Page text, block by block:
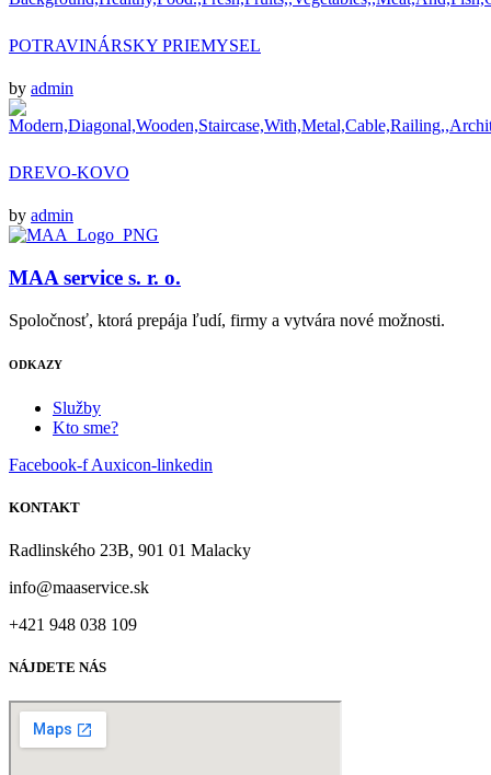
POTRAVINÁRSKY PRIEMYSEL
by admin
DREVO-KOVO
by admin
MAA service s. r. o.
Spoločnosť, ktorá prepája ľudí, firmy a vytvára nové možnosti.
ODKAZY
Služby
Kto sme?
Facebook-f Auxicon-linkedin
KONTAKT
Radlinského 23B, 901 01 Malacky
info@maaservice.sk
+421 948 038 109
NÁJDETE NÁS